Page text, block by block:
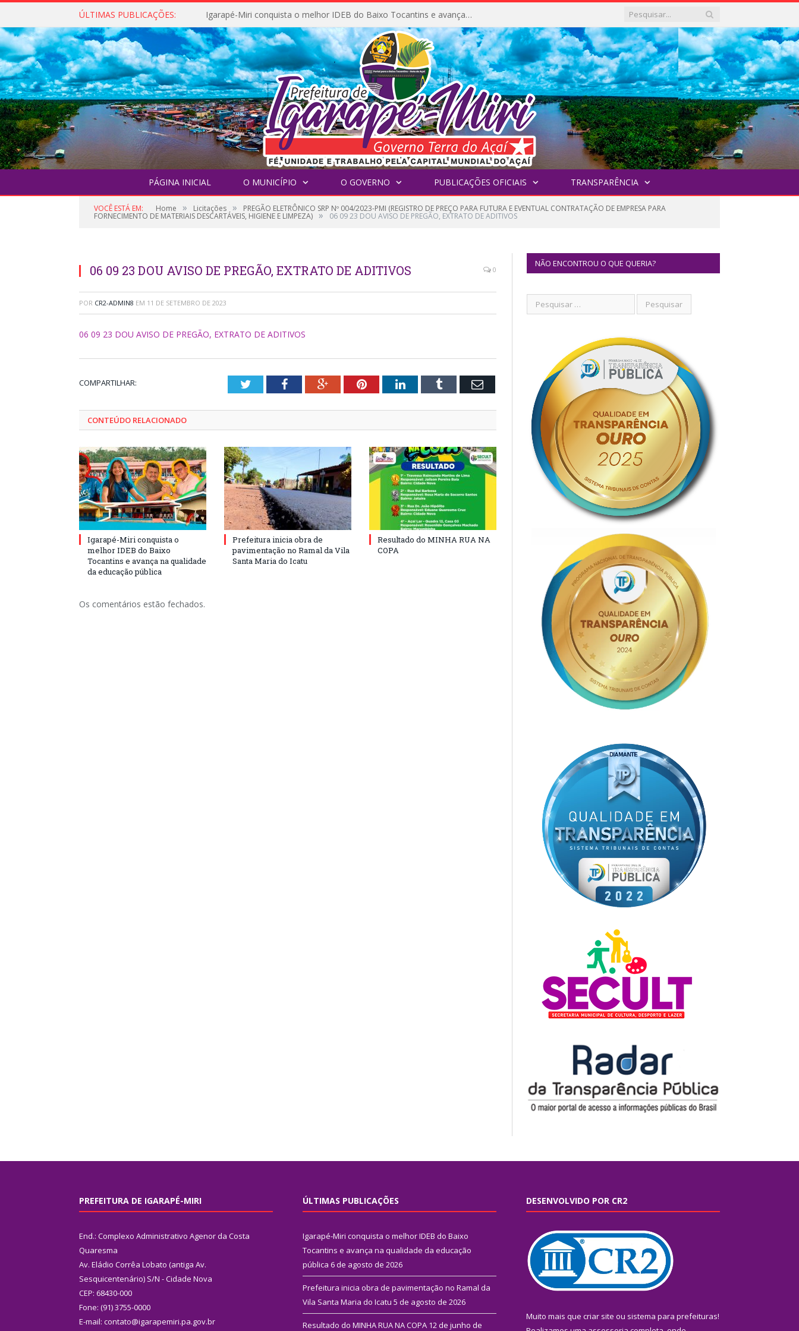
ÚLTIMAS PUBLICAÇÕES: Igarapé-Miri conquista o melhor IDEB do Baixo Tocantins e avança na qualidade da educação pública
PÁGINA INICIAL O MUNICÍPIO O GOVERNO PUBLICAÇÕES OFICIAIS TRANSPARÊNCIA
VOCÊ ESTÁ EM: Home » Licitações » PREGÃO ELETRÔNICO SRP Nº 004/2023-PMI (REGISTRO DE PREÇO PARA FUTURA E EVENTUAL CONTRATAÇÃO DE EMPRESA PARA
FORNECIMENTO DE MATERIAIS DESCARTÁVEIS, HIGIENE E LIMPEZA) » 06 09 23 DOU AVISO DE PREGÃO, EXTRATO DE ADITIVOS
06 09 23 DOU AVISO DE PREGÃO, EXTRATO DE ADITIVOS 0
POR CR2-ADMIN8 EM 11 DE SETEMBRO DE 2023
06 09 23 DOU AVISO DE PREGÃO, EXTRATO DE ADITIVOS
COMPARTILHAR: TwitterFacebookGoogle+PinterestLinkedInTumblr Email
CONTEÚDO RELACIONADO
Igarapé-Miri conquista o
melhor IDEB do Baixo
Tocantins e avança na qualidade
da educação pública
Prefeitura inicia obra de
pavimentação no Ramal da Vila
Santa Maria do Icatu
Resultado do MINHA RUA NA
COPA
Os comentários estão fechados.
NÃO ENCONTROU O QUE QUERIA?
PREFEITURA DE IGARAPÉ-MIRI
End.: Complexo Administrativo Agenor da Costa
Quaresma
Av. Eládio Corrêa Lobato (antiga Av.
Sesquicentenário) S/N - Cidade Nova
CEP: 68430-000
Fone: (91) 3755-0000
E-mail: contato@igarapemiri.pa.gov.br
ÚLTIMAS PUBLICAÇÕES
Igarapé-Miri conquista o melhor IDEB do Baixo
Tocantins e avança na qualidade da educação
pública 6 de agosto de 2026
Prefeitura inicia obra de pavimentação no Ramal da
Vila Santa Maria do Icatu 5 de agosto de 2026
Resultado do MINHA RUA NA COPA 12 de junho de
DESENVOLVIDO POR CR2
Muito mais que criar site ou sistema para prefeituras!